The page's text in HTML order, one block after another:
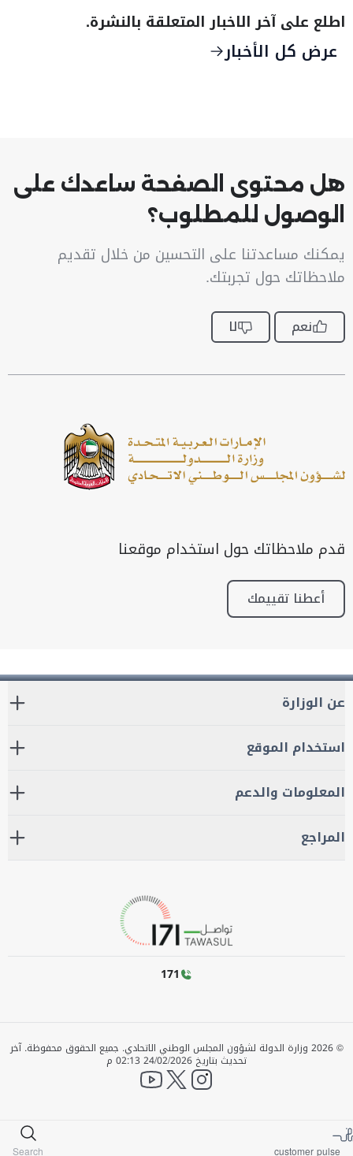
اطلع على آخر الاخبار المتعلقة بالنشرة.
عرض كل الأخبار
هل محتوى الصفحة ساعدك على
الوصول للمطلوب؟
يمكنك مساعدتنا على التحسين من خلال تقديم
ملاحظاتك حول تجربتك.
نعم لا
قدم ملاحظاتك حول استخدام موقعنا
أعطنا تقييمك
عن الوزارة
استخدام الموقع
المعلومات والدعم
المراجع
171
©
2026 وزارة الدولة لشؤون المجلس الوطني الاتحادي. جميع الحقوق محفوظة.آخر
تحديث بتاريخ 24/02/2026 02:13 م
instagram
twitter
YouTube
customer pulse
Search